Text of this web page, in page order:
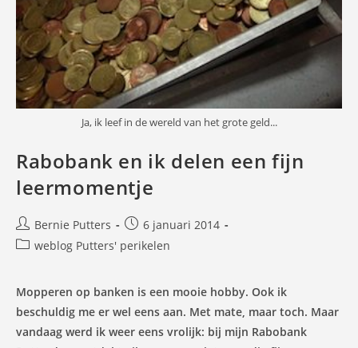
Ja, ik leef in de wereld van het grote geld...
Rabobank en ik delen een fijn
leermomentje
Bericht
auteur:
Bernie Putters
Bericht
gepubliceerd
6 januari 2014
Berichtcategorie:
weblog Putters' perikelen
Mopperen op banken is een mooie hobby. Ook ik
beschuldig me er wel eens aan. Met mate, maar toch. Maar
vandaag werd ik weer eens vrolijk: bij mijn Rabobank